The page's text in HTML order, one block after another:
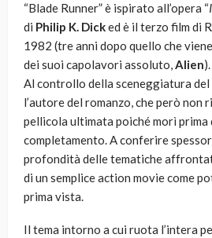
“Blade Runner” è ispirato all’opera “
di Philip K. Dicked è il terzo film di
1982 (tre anni dopo quello che
dei suoi capolavori assoluto,Alien).
Al controllo della sceneggiatura del
l’autore del romanzo, che però non
pellicola ultimata poiché morì prima
completamento. A conferire
profondità delle tematiche
di un semplice action movie come
prima vista.
Il tema intorno a cui ruota l’intera